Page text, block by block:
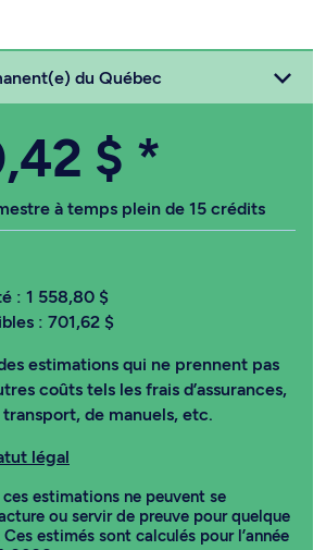
du Québec
$ *
à temps plein de 15 crédits
: 1 558,80 $
: 701,62 $
estimations qui ne prennent pas
coûts tels les frais d’assurances,
de manuels, etc.
légal
estimations ne peuvent se
ou servir de preuve pour quelque
estimés sont calculés pour l’année